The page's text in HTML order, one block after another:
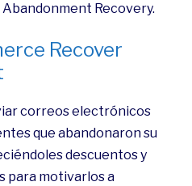
Recovery.
Recover
correos electrónicos
que abandonaron su
descuentos y
para motivarlos a